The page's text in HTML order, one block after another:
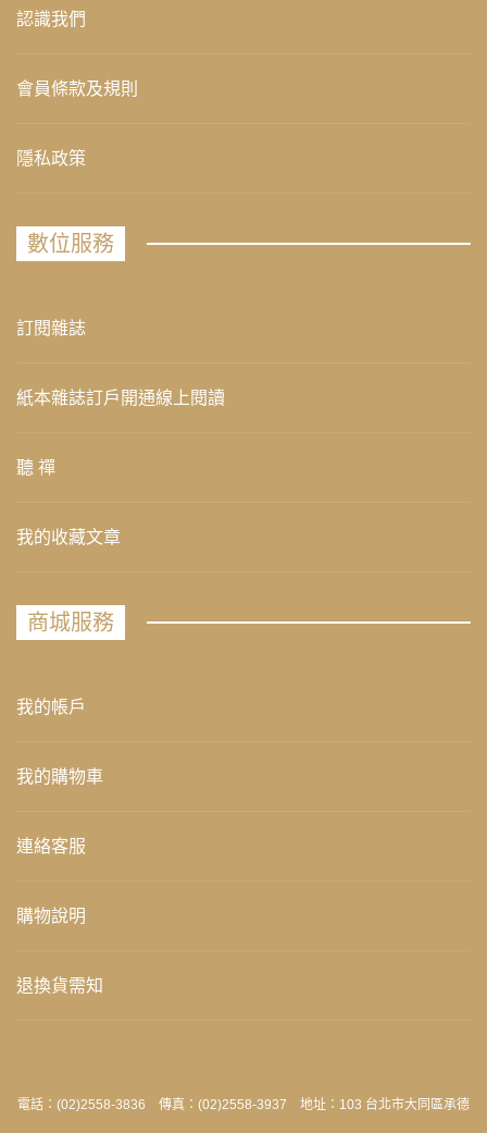
認識我們
會員條款及規則
隱私政策
數位服務
訂閱雜誌
紙本雜誌訂戶開通線上閱讀
聽 禪
我的收藏文章
商城服務
我的帳戶
我的購物車
連絡客服
購物說明
退換貨需知
電話：(02)2558-3836 傳真：(02)2558-3937 地址：103 台北市大同區承德